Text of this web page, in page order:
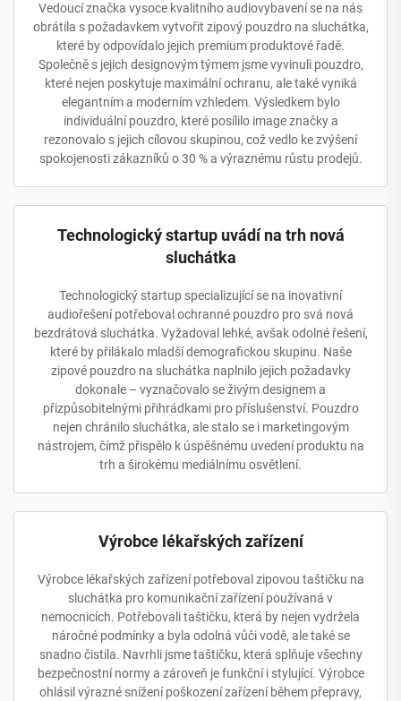
Vedoucí značka vysoce kvalitního audiovybavení se na nás
obrátila s požadavkem vytvořit zipový pouzdro na sluchátka,
které by odpovídalo jejich premium produktové řadě.
Společně s jejich designovým týmem jsme vyvinuli pouzdro,
které nejen poskytuje maximální ochranu, ale také vyniká
elegantním a moderním vzhledem. Výsledkem bylo
individuální pouzdro, které posílilo image značky a
rezonovalo s jejich cílovou skupinou, což vedlo ke zvýšení
spokojenosti zákazníků o 30 % a výraznému růstu prodejů.
Technologický startup uvádí na trh nová
sluchátka
Technologický startup specializující se na inovativní
audiořešení potřeboval ochranné pouzdro pro svá nová
bezdrátová sluchátka. Vyžadoval lehké, avšak odolné řešení,
které by přilákalo mladší demografickou skupinu. Naše
zipové pouzdro na sluchátka naplnilo jejich požadavky
dokonale – vyznačovalo se živým designem a
přizpůsobitelnými přihrádkami pro příslušenství. Pouzdro
nejen chránilo sluchátka, ale stalo se i marketingovým
nástrojem, čímž přispělo k úspěšnému uvedení produktu na
trh a širokému mediálnímu osvětlení.
Výrobce lékařských zařízení
Výrobce lékařských zařízení potřeboval zipovou taštičku na
sluchátka pro komunikační zařízení používaná v
nemocnicích. Potřebovali taštičku, která by nejen vydržela
náročné podmínky a byla odolná vůči vodě, ale také se
snadno čistila. Navrhli jsme taštičku, která splňuje všechny
bezpečnostní normy a zároveň je funkční i stylující. Výrobce
ohlásil výrazné snížení poškození zařízení během přepravy,